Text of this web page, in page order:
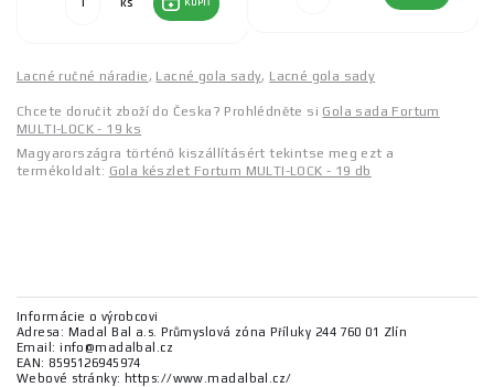
Lacné ručné náradie, Lacné gola sady, Lacné gola sady
Chcete doručit zboží do Česka? Prohlédněte si Gola sada Fortum
MULTI-LOCK - 19 ks
Magyarországra történő kiszállításért tekintse meg ezt a
termékoldalt: Gola készlet Fortum MULTI-LOCK - 19 db
Informácie o výrobcovi
Adresa: Madal Bal a.s. Průmyslová zóna Příluky 244 760 01 Zlín
Email: info@madalbal.cz
EAN: 8595126945974
Webové stránky: https://www.madalbal.cz/